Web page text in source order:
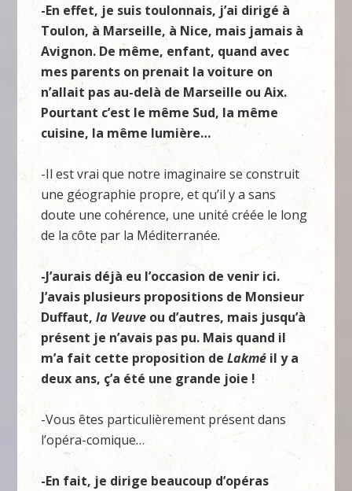
-En effet, je suis toulonnais, j’ai dirigé à
Toulon, à Marseille, à Nice, mais jamais à
Avignon. De même, enfant, quand avec
mes parents on prenait la voiture on
n’allait pas au-delà de Marseille ou Aix.
Pourtant c’est le même Sud, la même
cuisine, la même lumière…
-Il est vrai que notre imaginaire se construit
une géographie propre, et qu’il y a sans
doute une cohérence, une unité créée le long
de la côte par la Méditerranée.
-J’aurais déjà eu l’occasion de venir ici.
J’avais plusieurs propositions de Monsieur
Duffaut,la Veuveou d’autres, mais jusqu’à
présent je n’avais pas pu. Mais quand il
m’a fait cette proposition deLakmé il y a
deux ans, ç’a été une grande joie !
-Vous êtes particulièrement présent dans
l’opéra-comique…
-En fait, je dirige beaucoup d’opéras